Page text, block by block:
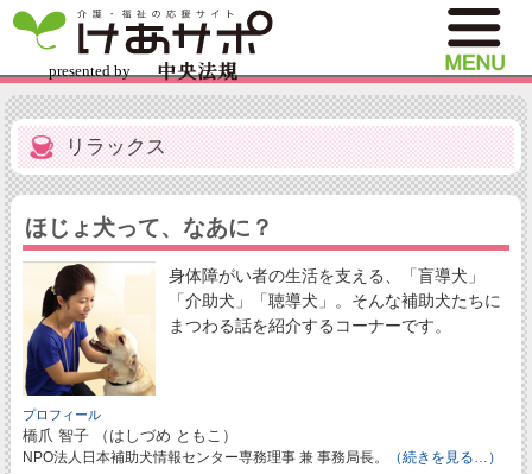
リラックス
ほじょ犬って、なあに？
身体障がい者の生活を支える、「盲導犬」
「介助犬」「聴導犬」。そんな補助犬たちに
まつわる話を紹介するコーナーです。
プロフィール
橋爪 智子 （はしづめ ともこ）
NPO法人日本補助犬情報センター専務理事 兼 事務局長。 （続きを見る…）